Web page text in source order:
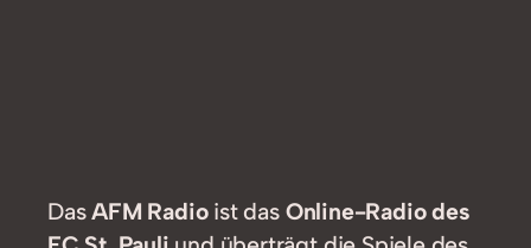
DasAFM Radioist das Online-Radio des